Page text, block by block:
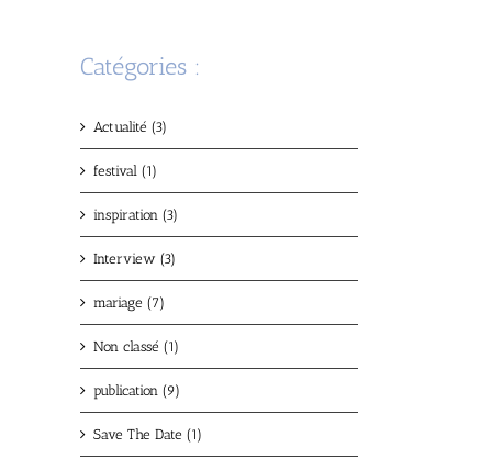
Catégories :
Actualité (3)
festival (1)
inspiration (3)
Interview (3)
mariage (7)
Non classé (1)
publication (9)
Save The Date (1)